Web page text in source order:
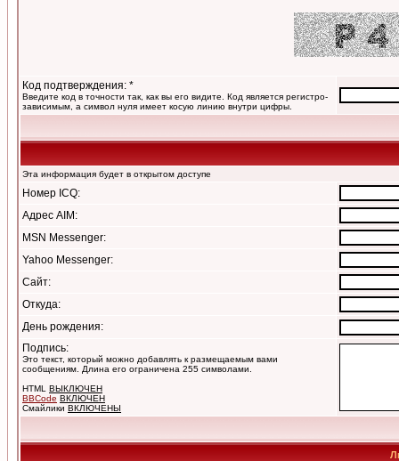
Код подтверждения: *
Введите код в точности так, как вы его видите. Код является регистро-
зависимым, а символ нуля имеет косую линию внутри цифры.
Эта информация будет в открытом доступе
Номер ICQ:
Адрес AIM:
MSN Messenger:
Yahoo Messenger:
Сайт:
Откуда:
День рождения:
Подпись:
Это текст, который можно добавлять к размещаемым вами
сообщениям. Длина его ограничена 255 символами.
HTML ВЫКЛЮЧЕН
BBCode ВКЛЮЧЕН
Смайлики ВКЛЮЧЕНЫ